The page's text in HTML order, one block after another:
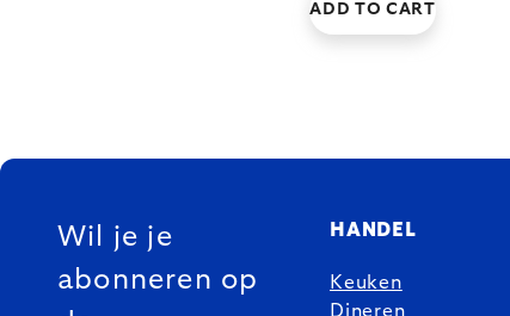
ADD TO CART
FOOTER
Wil je je
abonneren op
HANDEL
Keuken
Dineren